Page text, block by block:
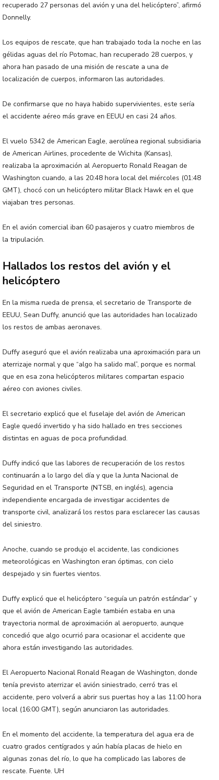
recuperado 27 personas del avión y una del helicóptero”, afirmó
Donnelly.
Los equipos de rescate, que han trabajado toda la noche en las
gélidas aguas del río Potomac, han recuperado 28 cuerpos, y
ahora han pasado de una misión de rescate a una de
localización de cuerpos, informaron las autoridades.
De confirmarse que no haya habido supervivientes, este sería
el accidente aéreo más grave en EEUU en casi 24 años.
El vuelo 5342 de American Eagle, aerolínea regional subsidiaria
de American Airlines, procedente de Wichita (Kansas),
realizaba la aproximación al Aeropuerto Ronald Reagan de
Washington cuando, a las 20:48 hora local del miércoles (01:48
GMT), chocó con un helicóptero militar Black Hawk en el que
viajaban tres personas.
En el avión comercial iban 60 pasajeros y cuatro miembros de
la tripulación.
Hallados los restos del avión y el
helicóptero
En la misma rueda de prensa, el secretario de Transporte de
EEUU, Sean Duffy, anunció que las autoridades han localizado
los restos de ambas aeronaves.
Duffy aseguró que el avión realizaba una aproximación para un
aterrizaje normal y que “algo ha salido mal”, porque es normal
que en esa zona helicópteros militares compartan espacio
aéreo con aviones civiles.
El secretario explicó que el fuselaje del avión de American
Eagle quedó invertido y ha sido hallado en tres secciones
distintas en aguas de poca profundidad.
Duffy indicó que las labores de recuperación de los restos
continuarán a lo largo del día y que la Junta Nacional de
Seguridad en el Transporte (NTSB, en inglés), agencia
independiente encargada de investigar accidentes de
transporte civil, analizará los restos para esclarecer las causas
del siniestro.
Anoche, cuando se produjo el accidente, las condiciones
meteorológicas en Washington eran óptimas, con cielo
despejado y sin fuertes vientos.
Duffy explicó que el helicóptero “seguía un patrón estándar” y
que el avión de American Eagle también estaba en una
trayectoria normal de aproximación al aeropuerto, aunque
concedió que algo ocurrió para ocasionar el accidente que
ahora están investigando las autoridades.
El Aeropuerto Nacional Ronald Reagan de Washington, donde
tenía previsto aterrizar el avión siniestrado, cerró tras el
accidente, pero volverá a abrir sus puertas hoy a las 11:00 hora
local (16:00 GMT), según anunciaron las autoridades.
En el momento del accidente, la temperatura del agua era de
cuatro grados centígrados y aún había placas de hielo en
algunas zonas del río, lo que ha complicado las labores de
rescate. Fuente. UH